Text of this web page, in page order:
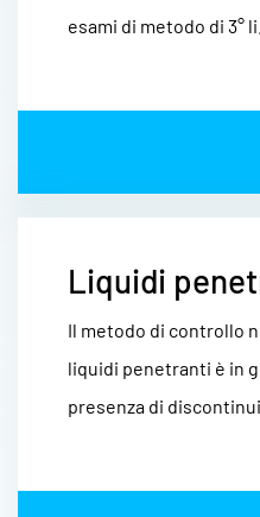
esami di metodo di 3° li...
Liquidi
Il metodo di controllo
liquidi penetranti è in
presenza di